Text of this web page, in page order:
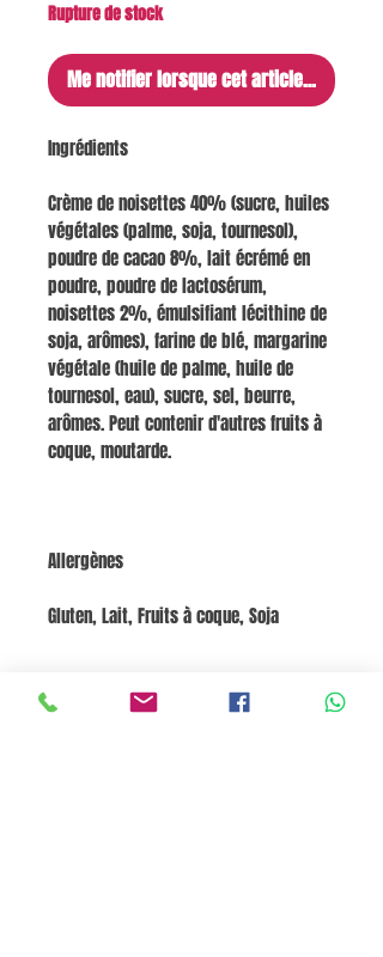
Rupture de stock
Me notifier lorsque cet article est
Ingrédients
Crème de noisettes 40% (sucre, huiles
végétales (palme, soja, tournesol),
poudre de cacao 8%, lait écrémé en
poudre, poudre de lactosérum,
noisettes 2%, émulsifiant lécithine de
soja, arômes), farine de blé, margarine
végétale (huile de palme, huile de
tournesol, eau), sucre, sel, beurre,
arômes. Peut contenir d'autres fruits à
coque, moutarde.
Allergènes
Gluten, Lait, Fruits à coque, Soja